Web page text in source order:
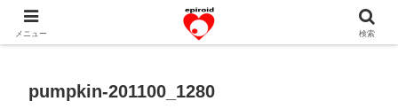
恋愛共感エピソード。あなたのストーリーを変えていく！。
pumpkin-201100_1280
メニュー 検索